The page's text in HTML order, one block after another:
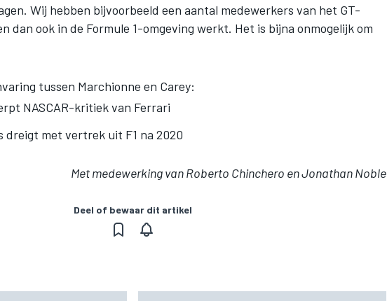
Wij hebben bijvoorbeeld een aantal medewerkers van het GT-
dan ook in de Formule 1-omgeving werkt. Het is bijna onmogelijk om
tussen Marchionne en Carey:
NASCAR-kritiek van Ferrari
dreigt met vertrek uit F1 na 2020
Met medewerking van Roberto Chinchero en Jonathan Noble
Deel of bewaar dit artikel